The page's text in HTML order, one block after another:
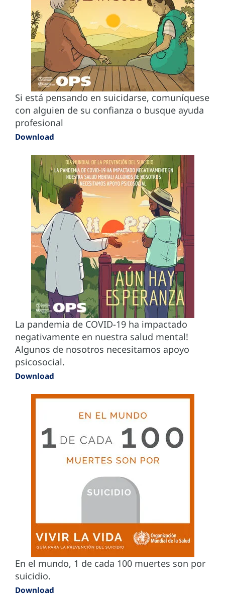
Si está pensando en suicidarse, comuníquese
con alguien de su confianza o busque ayuda
profesional
Download
La pandemia de COVID-19 ha impactado
negativamente en nuestra salud mental!
Algunos de nosotros necesitamos apoyo
psicosocial.
Download
En el mundo, 1 de cada 100 muertes son por
suicidio.
Download